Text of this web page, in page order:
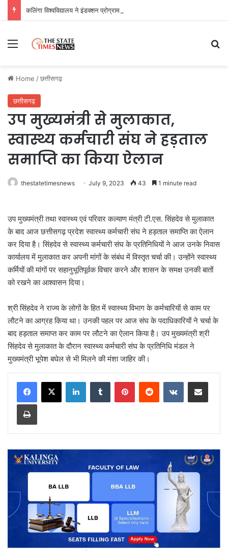
कलिंगा विश्वविद्यालय ने इंडक्शन प्रोग्राम 2026 का सफलतापूर्वक आयोजन
Menu
Home /छत्तीसगढ़
छत्तीसगढ़
उप मुख्यमंत्री से मुलाकात,
स्वास्थ्य कर्मचारी संघ ने हड़ताल
समाप्ति का किया ऐलान
thestatetimesnews July 9, 2023 43 1 minute read
उप मुख्यमंत्री तथा स्वास्थ्य एवं परिवार कल्याण मंत्री टी.एस. सिंहदेव से मुलाकात
के बाद आज छत्तीसगढ़ प्रदेश स्वास्थ्य कर्मचारी संघ ने हड़ताल समाप्ति का ऐलान
कर दिया है। सिंहदेव से स्वास्थ्य कर्मचारी संघ के प्रतिनिधियों ने आज उनके निवास
कार्यालय में मुलाकात कर अपनी मांगों के संबंध में विस्तृत चर्चा की। उन्होंने स्वास्थ्य
कर्मियों की मांगों पर सहानुभूतिपूर्वक विचार करने और शासन के समक्ष उनकी बातों
को रखने का आश्वासन दिया।
श्री सिंहदेव ने राज्य के लोगों के हित में स्वास्थ्य विभाग के कर्मचारियों से काम पर
लौटने का आग्रह किया था। उनकी पहल पर आज संघ के पदाधिकारियों ने चर्चा के
बाद हड़ताल समाप्त कर काम पर लौटने का ऐलान किया है। उप मुख्यमंत्री श्री
सिंहदेव से मुलाकात के दौरान स्वास्थ्य कर्मचारी संघ के प्रतिनिधि मंडल ने
मुख्यमंत्री भूपेश बघेल से भी मिलने की मंशा जाहिर की।
LinkedInTumblr PinterestReddit VKontakteShare via Email
Print